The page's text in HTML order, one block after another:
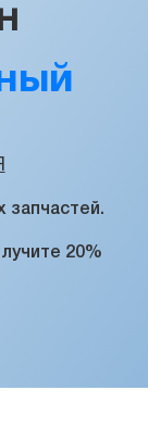
запчастей.
20%